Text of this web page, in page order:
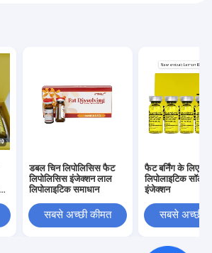
डबल चिन लिपोलिसिस फैट
लिपोलिसिस इंजेक्शन लाल
लिपोलाइटिक समाधान
सबसे अच्छी कीमत
फैट बर्निंग के लिए
लिपोलाइटिक
इंजेक्शन
सबसे अच्छी